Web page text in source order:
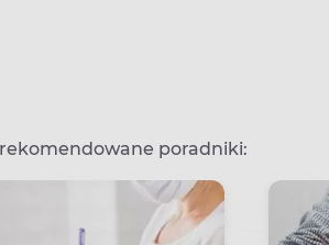
poradniki: